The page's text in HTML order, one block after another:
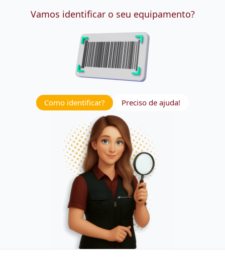
Vamos identificar o seu equipamento?
Como identificar? Preciso de ajuda!